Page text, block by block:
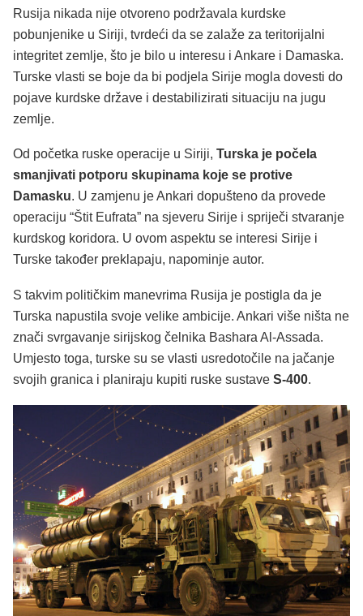
Rusija nikada nije otvoreno podržavala kurdske
pobunjenike u Siriji, tvrdeći da se zalaže za teritorijalni
integritet zemlje, što je bilo u interesu i Ankare i Damaska.
Turske vlasti se boje da bi podjela Sirije mogla dovesti do
pojave kurdske države i destabilizirati situaciju na jugu
zemlje.
Od početka ruske operacije u Siriji, Turska je počela
smanjivati potporu skupinama koje se protive
Damasku. U zamjenu je Ankari dopušteno da provede
operaciju “Štit Eufrata” na sjeveru Sirije i spriječi stvaranje
kurdskog koridora. U ovom aspektu se interesi Sirije i
Turske također preklapaju, napominje autor.
S takvim političkim manevrima Rusija je postigla da je
Turska napustila svoje velike ambicije. Ankari više ništa ne
znači svrgavanje sirijskog čelnika Bashara Al-Assada.
Umjesto toga, turske su se vlasti usredotočile na jačanje
svojih granica i planiraju kupiti ruske sustave S-400.